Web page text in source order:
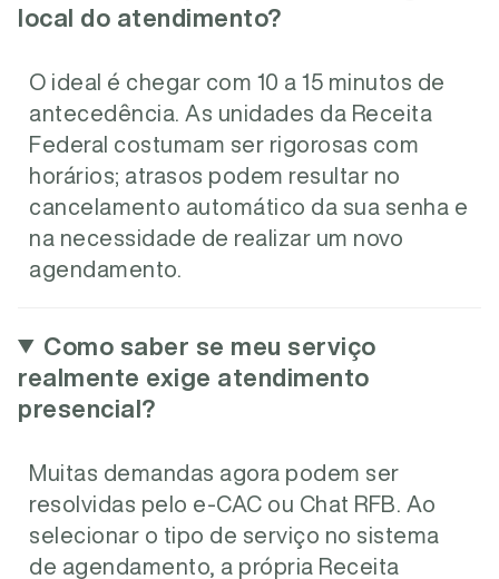
local do atendimento?
O ideal é chegar com 10 a 15 minutos de
antecedência. As unidades da Receita
Federal costumam ser rigorosas com
horários; atrasos podem resultar no
cancelamento automático da sua senha e
na necessidade de realizar um novo
agendamento.
Como saber se meu serviço
realmente exige atendimento
presencial?
Muitas demandas agora podem ser
resolvidas pelo e-CAC ou Chat RFB. Ao
selecionar o tipo de serviço no sistema
de agendamento, a própria Receita